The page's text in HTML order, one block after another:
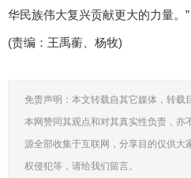
华民族伟大复兴贡献更大的力量。”
(责编：王禹蘅、杨牧)
免责声明：本文转载自其它媒体，转载
本网赞同其观点和对其真实性负责，亦
源全部收集于互联网，分享目的仅供大
权侵犯等，请给我们留言。